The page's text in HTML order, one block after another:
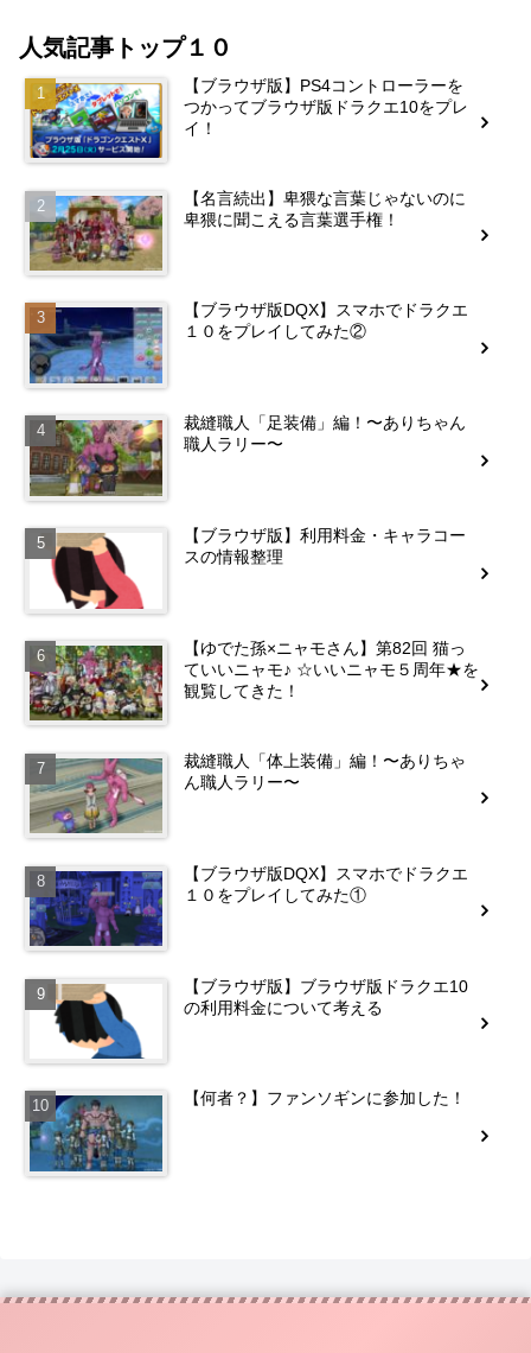
人気記事トップ１０
【ブラウザ版】PS4コントローラーを
つかってブラウザ版ドラクエ10をプレ
イ！
【名言続出】卑猥な言葉じゃないのに
卑猥に聞こえる言葉選手権！
【ブラウザ版DQX】スマホでドラクエ
１０をプレイしてみた②
裁縫職人「足装備」編！〜ありちゃん
職人ラリー〜
【ブラウザ版】利用料金・キャラコー
スの情報整理
【ゆでた孫×ニャモさん】第82回 猫っ
ていいニャモ♪ ☆いいニャモ５周年★を
観覧してきた！
裁縫職人「体上装備」編！〜ありちゃ
ん職人ラリー〜
【ブラウザ版DQX】スマホでドラクエ
１０をプレイしてみた①
【ブラウザ版】ブラウザ版ドラクエ10
の利用料金について考える
【何者？】ファンソギンに参加した！